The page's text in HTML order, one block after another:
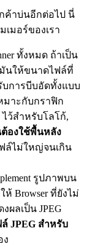
ค้าบ่นอีกต่อไป นี่
มอร์ของเรา
ทั้งหมด ถ้าเป็น
มันให้ขนาดไฟล์ที่
บการบีบอัดทั้งแบบ
หมาะกับกราฟิก
ไว้สำหรับโลโก้,
ต้องใช้พื้นหลัง
ล์ไม่ใหญ่จนเกิน
รูปภาพบน
ห้ Browser ที่ยังไม่
ผลเป็น JPEG
JPEG สำหรับ
ง